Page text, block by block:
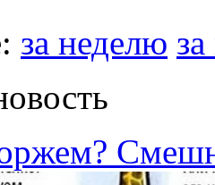
за неделю